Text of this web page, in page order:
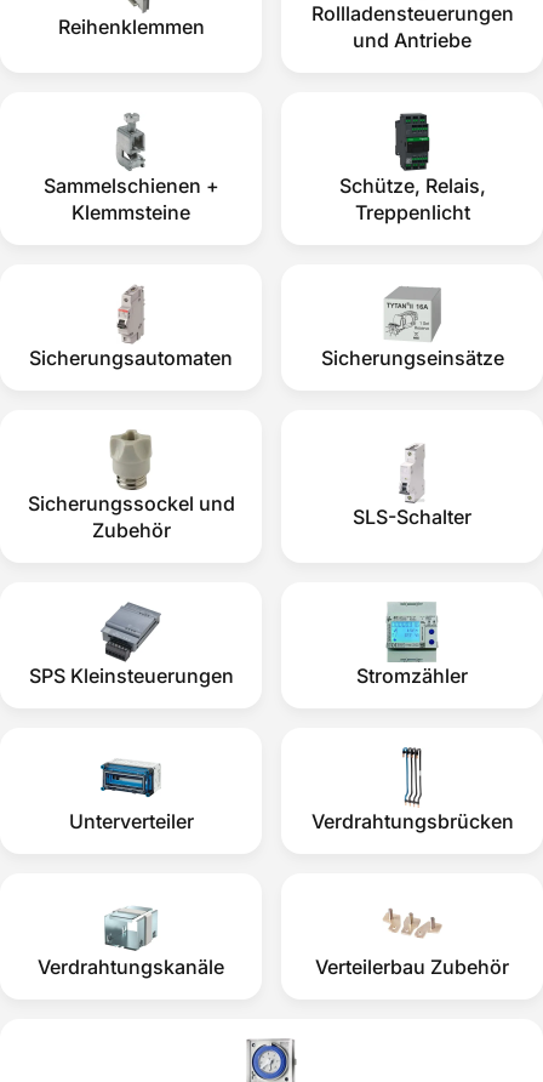
Reihenklemmen
Rollladensteuerungen
und Antriebe
Sammelschienen +
Klemmsteine
Schütze, Relais,
Treppenlicht
Sicherungsautomaten Sicherungseinsätze
Sicherungssockel und
Zubehör
SLS-Schalter
SPS Kleinsteuerungen Stromzähler
Unterverteiler Verdrahtungsbrücken
Verdrahtungskanäle Verteilerbau Zubehör